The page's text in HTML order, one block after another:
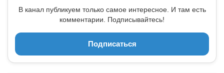
В канал публикуем только самое интересное. И там есть
комментарии. Подписывайтесь!
Подписаться